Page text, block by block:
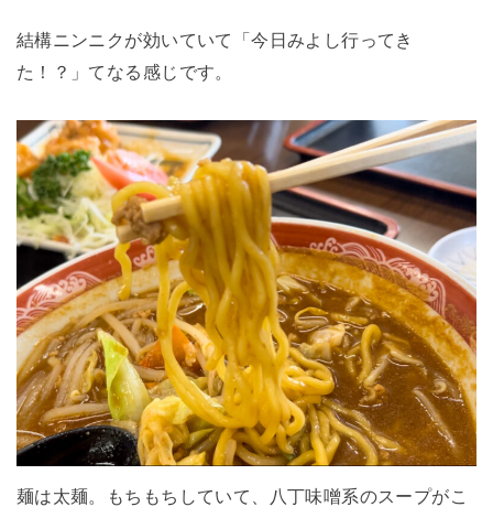
結構ニンニクが効いていて「今日みよし行ってき
た！？」てなる感じです。
麺は太麺。もちもちしていて、八丁味噌系のスープがこ